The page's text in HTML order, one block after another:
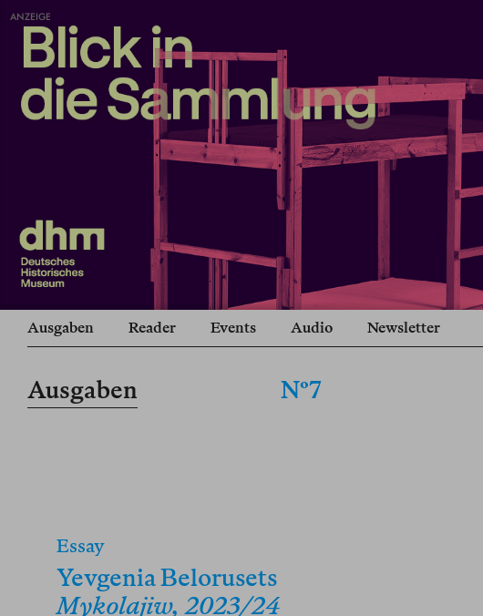
ANZEIGE
Ausgaben Reader Events Audio Newsletter
Ausgaben Nº7
Essay
Yevgenia Belorusets
Mykolajiw, 2023/24